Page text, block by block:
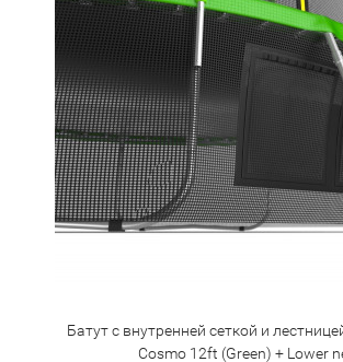
Батут с внутренней сеткой и
Cosmo 12ft (Green) + Lower